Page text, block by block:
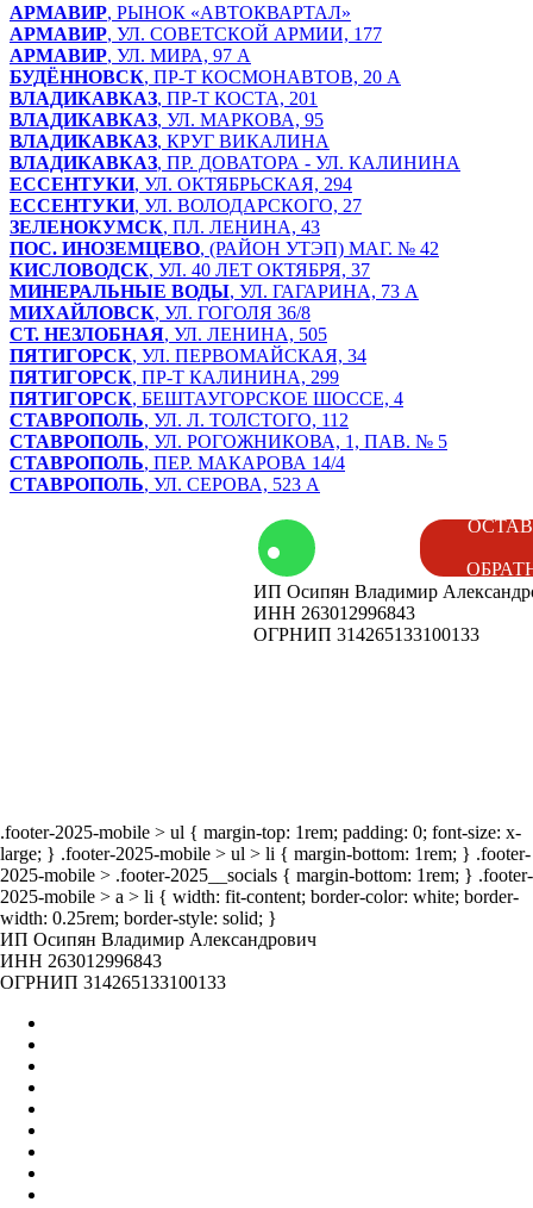
АРМАВИР, РЫНОК «АВТОКВАРТАЛ»
АРМАВИР, УЛ. СОВЕТСКОЙ АРМИИ, 177
АРМАВИР, УЛ. МИРА, 97 А
БУДЁННОВСК, ПР-Т КОСМОНАВТОВ, 20 А
ВЛАДИКАВКАЗ, ПР-Т КОСТА, 201
ВЛАДИКАВКАЗ, УЛ. МАРКОВА, 95
ВЛАДИКАВКАЗ, КРУГ ВИКАЛИНА
ВЛАДИКАВКАЗ, ПР. ДОВАТОРА - УЛ. КАЛИНИНА
ЕССЕНТУКИ, УЛ. ОКТЯБРЬСКАЯ, 294
ЕССЕНТУКИ, УЛ. ВОЛОДАРСКОГО, 27
ЗЕЛЕНОКУМСК, ПЛ. ЛЕНИНА, 43
ПОС. ИНОЗЕМЦЕВО, (РАЙОН УТЭП) МАГ. № 42
КИСЛОВОДСК, УЛ. 40 ЛЕТ ОКТЯБРЯ, 37
МИНЕРАЛЬНЫЕ ВОДЫ, УЛ. ГАГАРИНА, 73 А
МИХАЙЛОВСК, УЛ. ГОГОЛЯ 36/8
СТ. НЕЗЛОБНАЯ, УЛ. ЛЕНИНА, 505
ПЯТИГОРСК, УЛ. ПЕРВОМАЙСКАЯ, 34
ПЯТИГОРСК, ПР-Т КАЛИНИНА, 299
ПЯТИГОРСК, БЕШТАУГОРСКОЕ ШОССЕ, 4
СТАВРОПОЛЬ, УЛ. Л. ТОЛСТОГО, 112
СТАВРОПОЛЬ, УЛ. РОГОЖНИКОВА, 1, ПАВ. № 5
СТАВРОПОЛЬ, ПЕР. МАКАРОВА 14/4
СТАВРОПОЛЬ, УЛ. СЕРОВА, 523 А
ИП Осипян Владимир
ИНН 263012996843
ОГРНИП 314265133100133
.footer-2025-mobile > ul { margin-top: 1rem; padding: 0; font-size: x-
large; } .footer-2025-mobile > ul > li { margin-bottom: 1rem; } .footer-
2025-mobile > .footer-2025__socials { margin-bottom: 1rem; } .footer-
2025-mobile > a > li { width: fit-content; border-color: white; border-
width: 0.25rem; border-style: solid; }
ИП Осипян Владимир Александрович
ИНН 263012996843
ОГРНИП 314265133100133